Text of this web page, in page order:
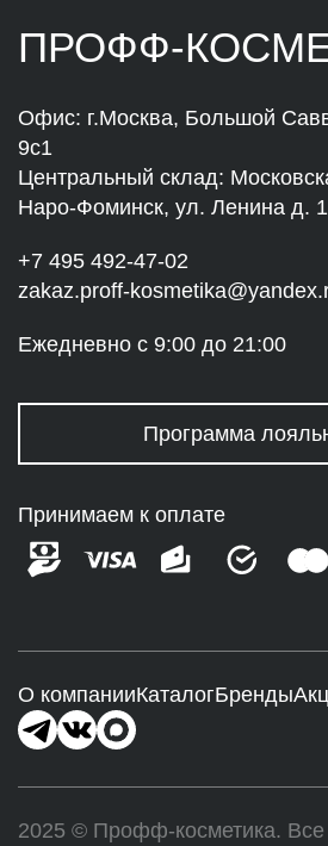
ПРОФФ-
Офис: г.Москва, Большой
9с1
Центральный склад:
Наро-Фоминск, ул. Ленина д.
+7 495 492-47-02
zakaz.proff-
Ежедневно с 9:00 до 21:00
Программа
Принимаем к оплате
О компанииКаталогБренды
2025 © Профф-косметика.